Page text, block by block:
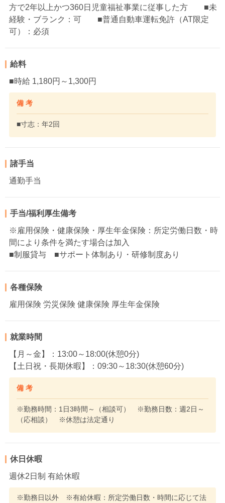
方で2年以上かつ360日児童福祉事業に従事した方 ■未
経験・ブランク：可 ■普通自動車運転免許（AT限定
可）：必須
給料
■時給 1,180円～1,300円
備 考
■寸志：年2回
諸手当
通勤手当
手当/福利厚生備考
※雇用保険・健康保険・厚生年金保険：所定労働日数・時
間により条件を満たす場合は加入
■制服貸与 ■サポート体制あり・研修制度あり
各種保険
雇用保険 労災保険 健康保険 厚生年金保険
就業時間
【月～金】：13:00～18:00(休憩0分)
【土日祝・長期休暇】：09:30～18:30(休憩60分)
備 考
※勤務時間：1日3時間～（相談可） ※勤務日数：週2日～
（応相談） ※休憩は法定通り
休日休暇
週休2日制 有給休暇
※勤務日以外 ※有給休暇：所定労働日数・時間に応じて法